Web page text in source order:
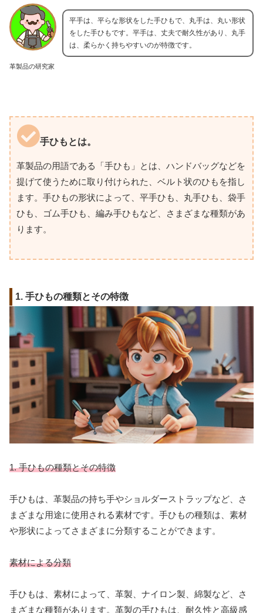
革製品の研究家
平手は、平らな形状をした手ひもで、丸手は、丸い形状
をした手ひもです。平手は、丈夫で耐久性があり、丸手
は、柔らかく持ちやすいのが特徴です。
手ひもとは。
革製品の用語である「手ひも」とは、ハンドバッグなどを
提げて使うために取り付けられた、ベルト状のひもを指し
ます。手ひもの形状によって、平手ひも、丸手ひも、袋手
ひも、ゴム手ひも、編み手ひもなど、さまざまな種類があ
ります。
1. 手ひもの種類とその特徴
1. 手ひもの種類とその特徴
手ひもは、革製品の持ち手やショルダーストラップなど、さ
まざまな用途に使用される素材です。手ひもの種類は、素材
や形状によってさまざまに分類することができます。
素材による分類
手ひもは、素材によって、革製、ナイロン製、綿製など、さ
まざまな種類があります。革製の手ひもは、耐久性と高級感